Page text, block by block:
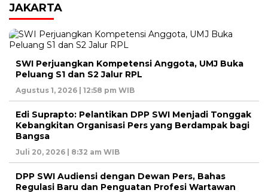
JAKARTA
SWI Perjuangkan Kompetensi Anggota, UMJ Buka
Peluang S1 dan S2 Jalur RPL
Agustus 1, 2026 | 12:58 pm WIB
Edi Suprapto: Pelantikan DPP SWI Menjadi Tonggak
Kebangkitan Organisasi Pers yang Berdampak bagi
Bangsa
Juli 20, 2026 | 8:32 am WIB
DPP SWI Audiensi dengan Dewan Pers, Bahas
Regulasi Baru dan Penguatan Profesi Wartawan